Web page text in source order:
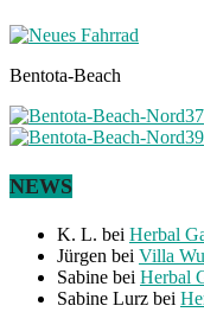
Bentota-Beach
NEWS
K. L. bei Herbal
Jürgen bei Villa
Sabine bei Herbal
Sabine Lurz bei